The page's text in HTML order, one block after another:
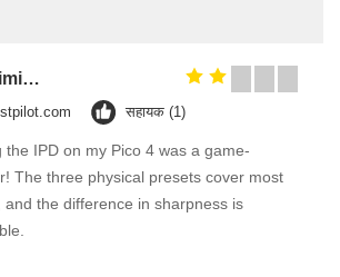
GT2 Timing Pulley 30 36 40 48 60 Tooth Wheel Bore 5mm 8mm Aluminum Gear Teeth Width 6mm For Reprap 3D Printers Part
सहायक (1)
the IPD on my Pico 4 was a game-
The three physical presets cover most
and the difference in sharpness is